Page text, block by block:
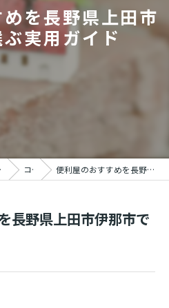
を長野県上田市
実用ガイド
塩田店 コラム 便利屋のおすすめを長野県上田市伊那市で選ぶ実用ガイド
長野県上田市伊那市で